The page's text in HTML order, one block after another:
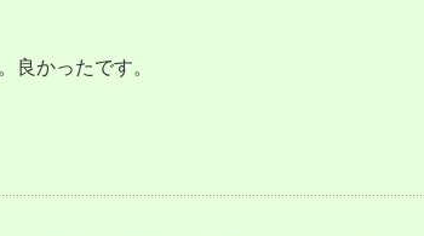
良かったです。